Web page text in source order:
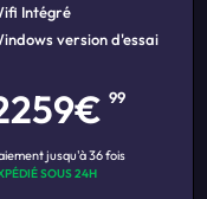
Intégré
version d'essai
99
jusqu'à 36 fois
SOUS 24H